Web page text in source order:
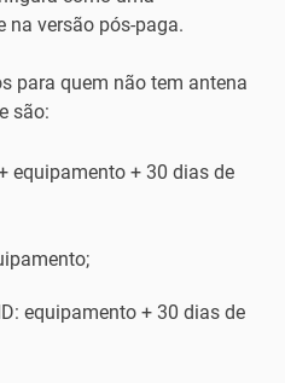
na versão pós-paga.
para quem não tem antena
são:
equipamento + 30 dias de
equipamento + 30 dias de